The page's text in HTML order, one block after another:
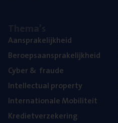
Aan­spra­ke­lijk­heid
Beroeps­aan­spra­ke­lijk­heid
Cyber& fraude
Intel­lec­tu­al property
Inter­na­ti­o­na­le Mobiliteit
Kre­diet­ver­ze­ke­ring